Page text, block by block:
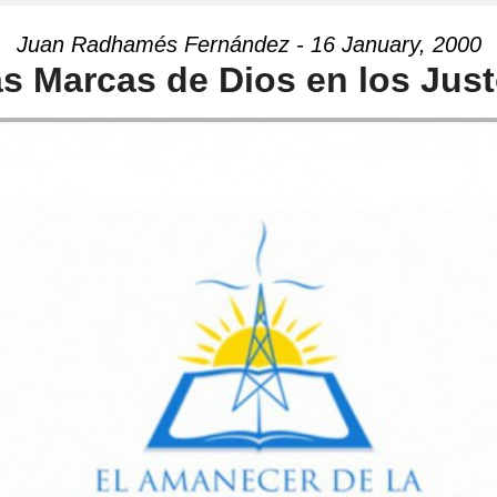
Juan Radhamés Fernández - 16 January, 2000
Marcas de Dios en los